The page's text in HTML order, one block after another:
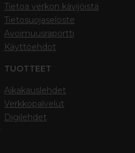
Tietoa verkon kävijöistä
Tietosuojaseloste
Avoimuusraportti
Käyttöehdot
TUOTTEET
Aikakauslehdet
Verkkopalvelut
Digilehdet